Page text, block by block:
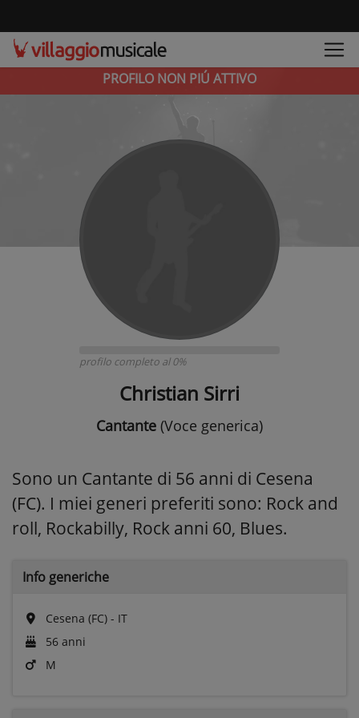
PROFILO NON PIÚ ATTIVO
profilo completo al 0%
Christian Sirri
Cantante (Voce generica)
Sono un Cantante di 56 anni di Cesena
(FC). I miei generi preferiti sono: Rock and
roll, Rockabilly, Rock anni 60, Blues.
Info generiche
Cesena (FC) - IT
56 anni
M